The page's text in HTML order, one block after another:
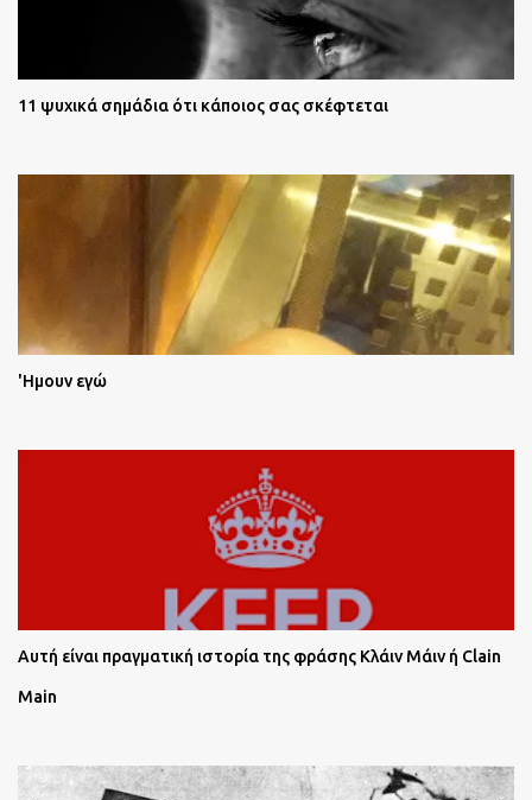
11 ψυχικά σημάδια ότι κάποιος σας σκέφτεται
'Ημουν εγώ
Αυτή είναι πραγματική ιστορία της φράσης Κλάιν Μάιν ή Clain
Main